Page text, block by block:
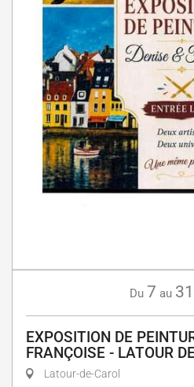
Du 7 au 31
EXPOSITION DE
FRANÇOISE - LATOUR
Latour-de-Carol